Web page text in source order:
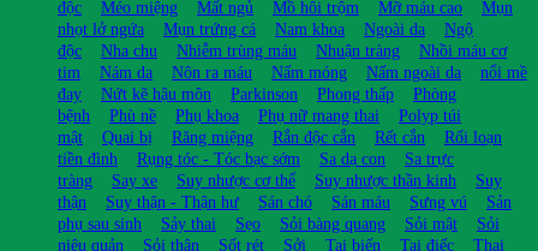
độc
Méo miệng Mất ngủ Mồ hôi trộm Mỡ máu cao
Mụn
nhọt lở ngứa
Mụn trứng cá Nam khoa Ngoài da
Ngộ
độc
Nha chu Nhiễm trùng máu Nhuận tràng
Nhồi máu cơ
tim
Nám da Nôn ra máu Nấm móng Nấm ngoài da
nổi mề
đay
Nứt kẽ hậu môn Parkinson Phong thấp
Phòng
bệnh
Phù nề Phụ khoa Phụ nữ mang thai
Polyp túi
mật
Quai bị Răng miệng Rắn độc cắn Rết cắn
Rối loạn
tiền đình
Rụng tóc - Tóc bạc sớm Sa dạ con
Sa trực
tràng
Say xe Suy nhược cơ thể Suy nhược thần kinh
Suy
thận
Suy thận - Thận hư Sán chó Sán máu Sưng vú
Sản
phụ sau sinh
Sảy thai Sẹo Sỏi bàng quang Sỏi mật
Sỏi
niệu quản
Sỏi thận Sốt rét Sởi Tai biến Tai điếc
Thai